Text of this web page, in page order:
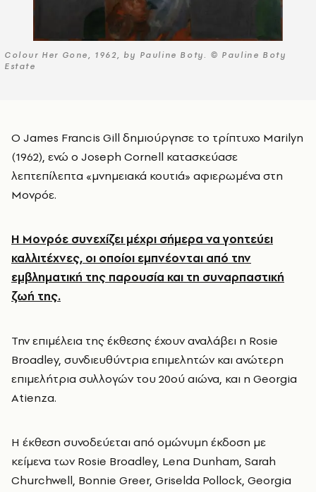
Colour Her Gone, 1962, by Pauline Boty. © Pauline Boty
Estate
Ο James Francis Gill δημιούργησε το τρίπτυχο Marilyn
(1962), ενώ ο Joseph Cornell κατασκεύασε
λεπτεπίλεπτα «μνημειακά κουτιά» αφιερωμένα στη
Μονρόε.
Η Μονρόε συνεχίζει μέχρι σήμερα να γοητεύει
καλλιτέχνες, οι οποίοι εμπνέονται από την
εμβληματική της παρουσία και τη συναρπαστική
ζωή της.
Την επιμέλεια της έκθεσης έχουν αναλάβει η Rosie
Broadley, συνδιευθύντρια επιμελητών και ανώτερη
επιμελήτρια συλλογών του 20ού αιώνα, και η Georgia
Atienza.
Η έκθεση συνοδεύεται από ομώνυμη έκδοση με
κείμενα των Rosie Broadley, Lena Dunham, Sarah
Churchwell, Bonnie Greer, Griselda Pollock, Georgia